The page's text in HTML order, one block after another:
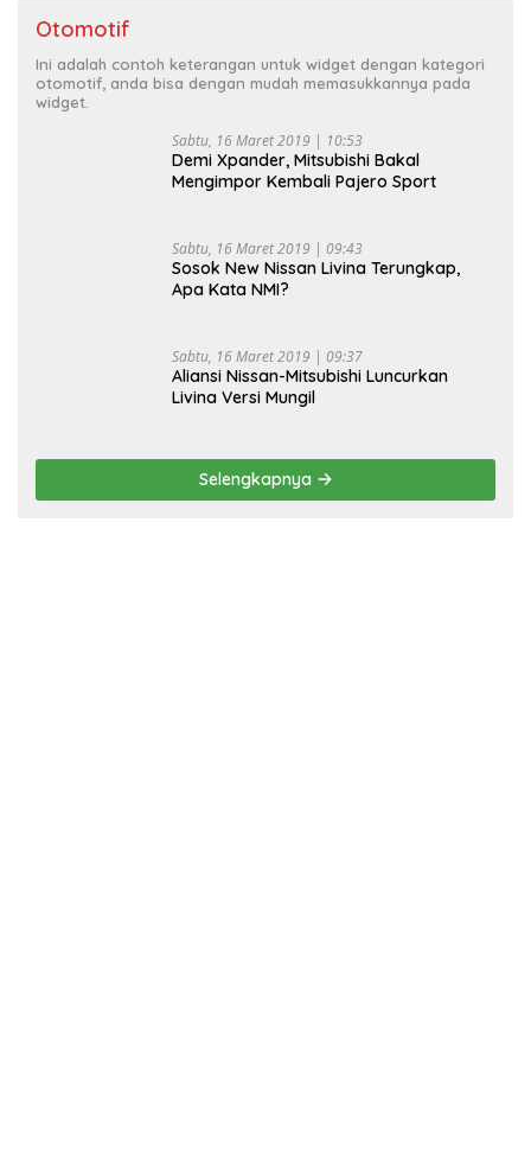
Otomotif
Ini adalah contoh keterangan untuk widget dengan kategori
otomotif, anda bisa dengan mudah memasukkannya pada
widget.
Sabtu, 16 Maret 2019 | 10:53
Demi Xpander, Mitsubishi Bakal
Mengimpor Kembali Pajero Sport
Sabtu, 16 Maret 2019 | 09:43
Sosok New Nissan Livina Terungkap,
Apa Kata NMI?
Sabtu, 16 Maret 2019 | 09:37
Aliansi Nissan-Mitsubishi Luncurkan
Livina Versi Mungil
Selengkapnya